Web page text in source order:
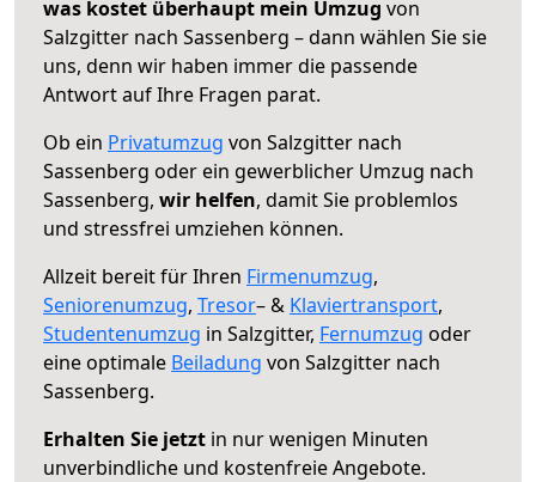
was kostet überhaupt mein Umzug von
Salzgitter nach Sassenberg – dann wählen Sie sie
uns, denn wir haben immer die passende
Antwort auf Ihre Fragen parat.
Ob ein Privatumzug von Salzgitter nach
Sassenberg oder ein gewerblicher Umzug nach
Sassenberg, wir helfen, damit Sie problemlos
und stressfrei umziehen können.
Allzeit bereit für Ihren Firmenumzug,
Seniorenumzug, Tresor– & Klaviertransport,
Studentenumzug in Salzgitter, Fernumzug oder
eine optimale Beiladung von Salzgitter nach
Sassenberg.
Erhalten Sie jetzt in nur wenigen Minuten
unverbindliche und kostenfreie Angebote.